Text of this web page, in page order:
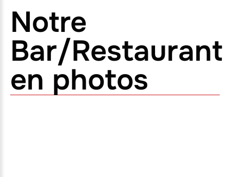
Notre
Bar/Restaurant
en photos